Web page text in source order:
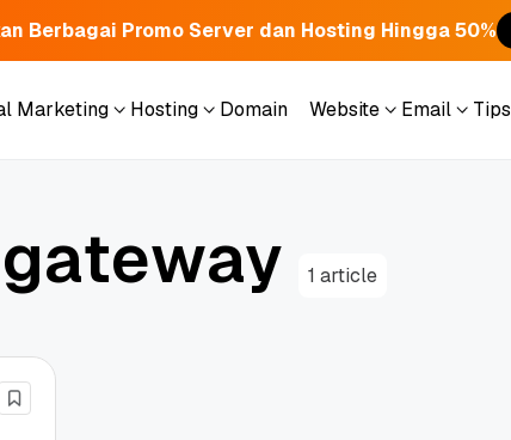
Berbagai Promo Server dan Hosting Hingga 50%
Marketing
Hosting
Domain
Website
Email
Tips
gateway 1 article